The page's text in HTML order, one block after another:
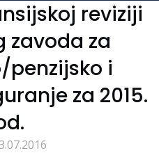
reviziji
zavoda za
i
za 2015.